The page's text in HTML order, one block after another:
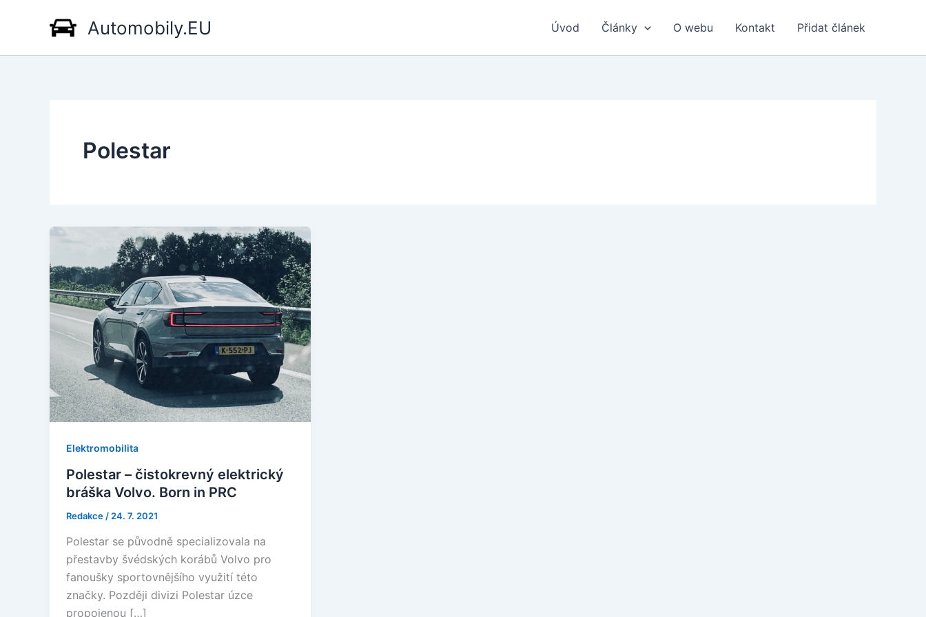
Automobily.EU Úvod Články O webu Kontakt Přidat článek
Polestar
Elektromobilita
Polestar – čistokrevný elektrický
bráška Volvo. Born in PRC
Redakce / 24. 7. 2021
Polestar se původně specializovala na
přestavby švédských korábů Volvo pro
fanoušky sportovnějšího využití této
značky. Později divizi Polestar úzce
propojenou […]